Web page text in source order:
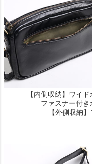
【内側収納】ワイ
ファスナー付
【外側収納